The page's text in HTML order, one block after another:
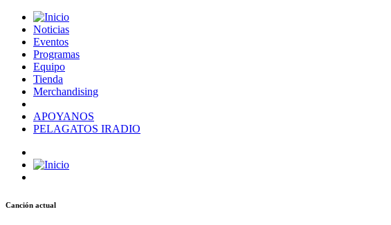
Noticias
Eventos
Programas
Equipo
Tienda
Merchandising
APOYANOS
PELAGATOS IRADIO
Canción actual